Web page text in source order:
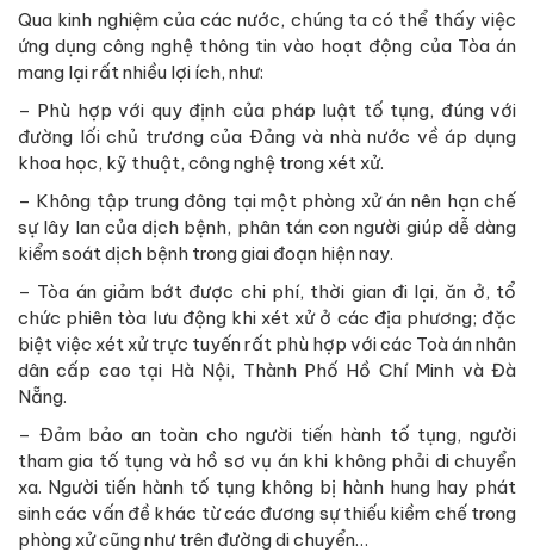
Qua kinh nghiệm của các nước, chúng ta có thể thấy việc
ứng dụng công nghệ thông tin vào hoạt động của Tòa án
mang lại rất nhiều lợi ích, như:
– Phù hợp với quy định của pháp luật tố tụng, đúng với
đường lối chủ trương của Đảng và nhà nước về áp dụng
khoa học, kỹ thuật, công nghệ trong xét xử.
– Không tập trung đông tại một phòng xử án nên hạn chế
sự lây lan của dịch bệnh, phân tán con người giúp dễ dàng
kiểm soát dịch bệnh trong giai đoạn hiện nay.
– Tòa án giảm bớt được chi phí, thời gian đi lại, ăn ở, tổ
chức phiên tòa lưu động khi xét xử ở các địa phương; đặc
biệt việc xét xử trực tuyến rất phù hợp với các Toà án nhân
dân cấp cao tại Hà Nội, Thành Phố Hồ Chí Minh và Đà
Nẵng.
– Đảm bảo an toàn cho người tiến hành tố tụng, người
tham gia tố tụng và hồ sơ vụ án khi không phải di chuyển
xa. Người tiến hành tố tụng không bị hành hung hay phát
sinh các vấn đề khác từ các đương sự thiếu kiềm chế trong
phòng xử cũng như trên đường di chuyển…